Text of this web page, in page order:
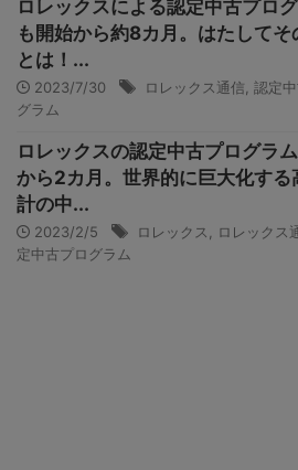
ロレックスによる認定中古プロ
も開始から約8カ月。はたしてそ
とは！...
2023/7/30 ロレックス通信 認定
グラム
ロレックスの認定中古プログラ
から2カ月。世界的に巨大化する
計の中...
2023/2/5 ロレックス ロレックス
定中古プログラム